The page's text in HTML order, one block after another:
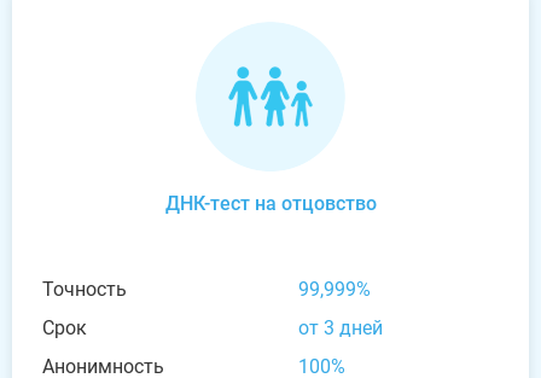
ДНК-тест на отцовство
Точность
99,999%
Срок
от 3 дней
Анонимность
100%